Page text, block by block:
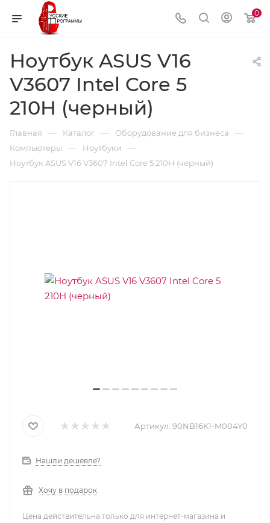
0
Ноутбук ASUS V16
V3607 Intel Core 5
210H (черный)
Главная — Каталог — Оборудование для бизнеса —
Компьютеры — Ноутбуки —
Ноутбук ASUS V16 V3607 Intel Core 5 210H (черный)
Артикул: 90NB16K1-M004Y0
Нашли дешевле?
Хочу в подарок
Цена действительна только для интернет-магазина и